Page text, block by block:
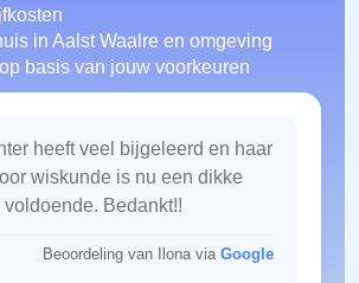
in Aalst Waalre en omgeving
basis van jouw voorkeuren
heeft veel bijgeleerd en haar
wiskunde is nu een dikke
voldoende. Bedankt!!
Beoordeling van Ilona via Google